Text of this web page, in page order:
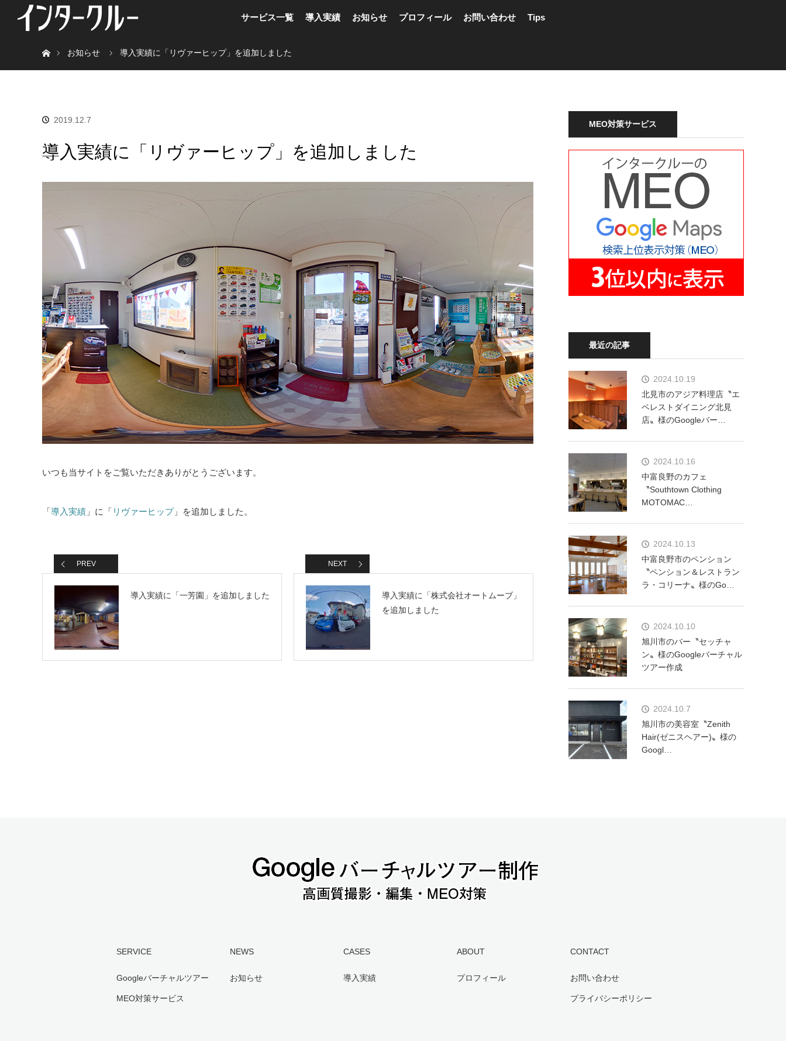
サービス一覧 導入実績 お知らせ プロフィール お問い合わせ Tips
お知らせ
導入実績に「リヴァーヒップ」を追加しました
2019.12.7
導入実績に「リヴァーヒップ」を追加しました
いつも当サイトをご覧いただきありがとうございます。
「導入実績 」に「 リヴァーヒップ」を追加しました。
PREV
導入実績に「一芳園」を追加しました
NEXT
導入実績に「株式会社オートムーブ」
を追加しました
MEO対策サービス
最近の記事
2024.10.19
北見市のアジア料理店〝エ
ベレストダイニング北見
店〟様のGoogleバー…
2024.10.16
中富良野のカフェ
〝Southtown Clothing
MOTOMAC…
2024.10.13
中富良野市のペンション
〝ペンション＆レストラン
ラ・コリーナ〟様のGo…
2024.10.10
旭川市のバー〝セッチャ
ン〟様のGoogleバーチャル
ツアー作成
2024.10.7
旭川市の美容室〝Zenith
Hair(ゼニスヘアー)〟様の
Googl…
SERVICE
Googleバーチャルツアー
MEO対策サービス
NEWS
お知らせ
CASES
導入実績
ABOUT
プロフィール
CONTACT
お問い合わせ
プライバシーポリシー